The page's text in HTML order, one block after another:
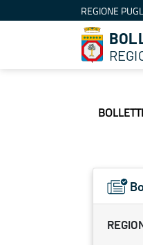
Skip to ContentREGIONE